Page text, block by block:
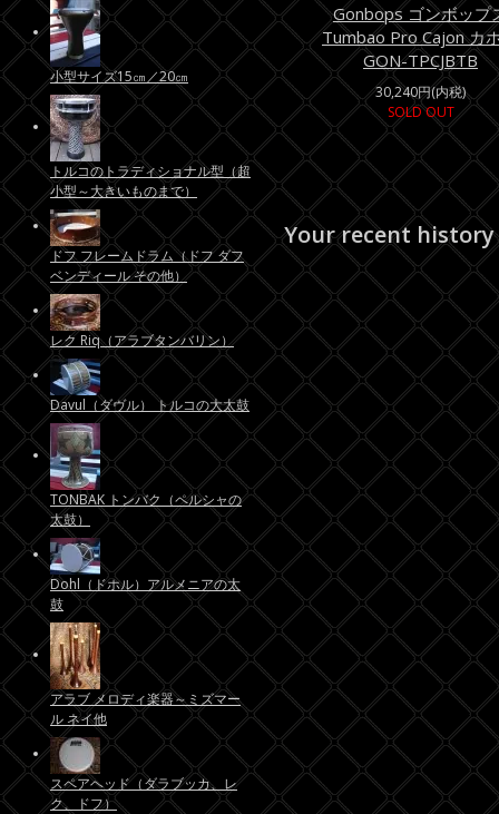
Gonbops ゴンボップ
Tumbao Pro Cajon カ
GON-TPCJBTB
30,240円(内税)
SOLD OUT
Your recent history
小型サイズ15㎝／20㎝
トルコのトラディショナル型（超
小型～大きいものまで）
ドフ フレームドラム（ドフ ダフ
ベンディール その他）
レク Riq（アラブタンバリン）
Davul（ダヴル） トルコの大太鼓
TONBAK トンバク（ペルシャの
太鼓）
Dohl（ドホル）アルメニアの太
鼓
アラブ メロディ楽器～ミズマー
ル ネイ他
スペアヘッド（ダラブッカ、レ
ク、ドフ）